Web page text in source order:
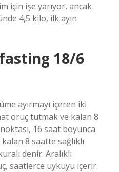
için işe yarıyor, ancak
4,5 kilo, ilk ayın
18/6
ayırmayı içeren iki
oruç tutmak ve kalan 8
16 saat boyunca
8 saatte sağlıklı
denir. Aralıklı
saatlerce uykuyu içerir.